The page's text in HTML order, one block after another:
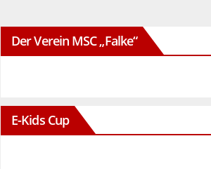
Der Verein MSC „Falke“
E-Kids Cup